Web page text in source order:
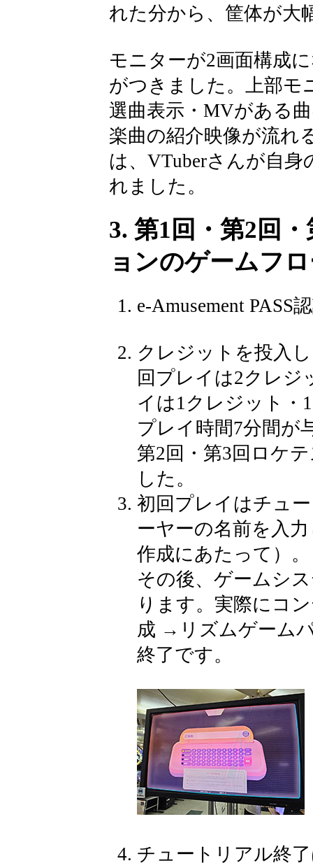
れた分から、筐体が大
モニターが2画面構成
がつきました。上部モ
選曲表示・MVがある
楽曲の紹介映像が流れ
は、VTuberさんが自
れました。
3. 第1回・第2回
ョンのゲームフ
e-Amusement PASS
クレジットを投入
回プレイは2クレジ
イは1クレジット・
プレイ時間7分間が
第2回・第3回ロケ
した。
初回プレイはチュ
ーヤーの名前を入
作成にあたって）。
その後、ゲームシ
ります。実際にコ
成 →リズムゲーム
終了です。
チュートリアル終